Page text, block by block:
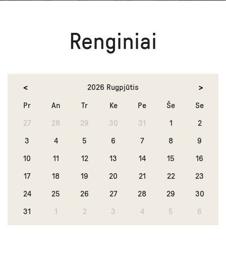
Renginiai
2026 Rugpjūtis
Pr An Tr Ke Pe Še Se
27 28 29 30 31 1 2
3 4 5 6 7 8 9
10 11 12 13 14 15 16
17 18 19 20 21 22 23
24 25 26 27 28 29 30
31 1 2 3 4 5 6